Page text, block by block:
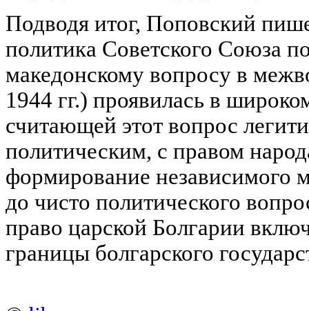
Подводя итог, Поповский
политика Советского Союза
македонскому вопросу в
1944 гг.) проявилась в
считающей этот вопрос
политическим, с правом
формирование независимого
до чисто политического
право царской Болгарии
границы болгарского